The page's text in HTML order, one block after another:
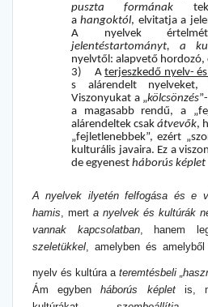
puszta formának
ahangoktól, elvitatja a
A nyelvek
jelentéstartományt, a
nyelvtől: alapvető
3)
Aterjeszkedő nyelv-
s alárendelt
Viszonyukat a „kölcsönzés
a magasabb rendű, a
alárendeltek csak átvevők,
„fejletlenebbek”, ezért
kulturális javaira. Ez a
de egyenest háborús képlet
A nyelvek ilyetén felfogása és e
hamis , mert a nyelvek és kultúrák
vannak kapcsolatban, hanem
szeletükkel , amelyben és
nyelv és kultúra a teremtésbeli
Ám egyben háborús képlet is,